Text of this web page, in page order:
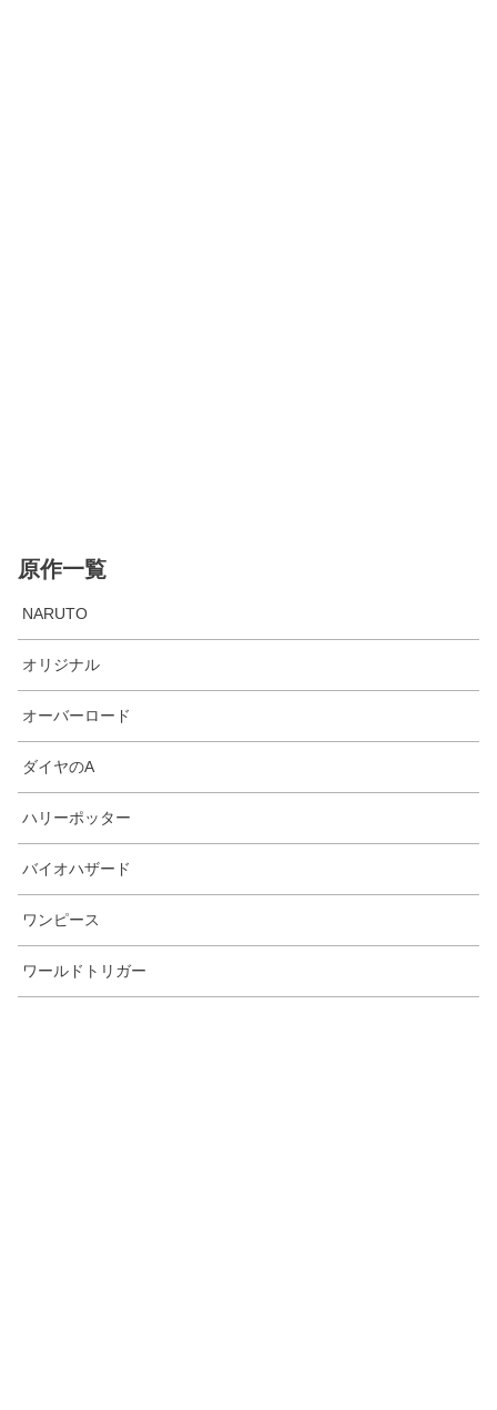
原作一覧
NARUTO
オリジナル
オーバーロード
ダイヤのA
ハリーポッター
バイオハザード
ワンピース
ワールドトリガー